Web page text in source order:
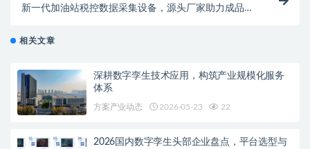
新一代加油站税控数据采集设备，源头厂家助力成品油
相关文章
深耕数字孪生技术应用，构筑产业规模化服务
体系
方案产业动态 2026-05-23 22
2026国内数字孪生头部企业盘点，平台选型与